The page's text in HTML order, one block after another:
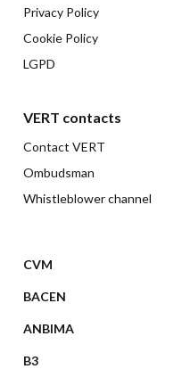
Privacy Policy
Cookie Policy
LGPD
VERT contacts
Contact VERT
Ombudsman
Whistleblower channel
CVM
BACEN
ANBIMA
B3